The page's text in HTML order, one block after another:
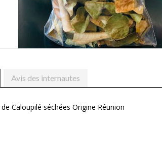
Avis des internautes
de Caloupilé séchées Origine Réunion